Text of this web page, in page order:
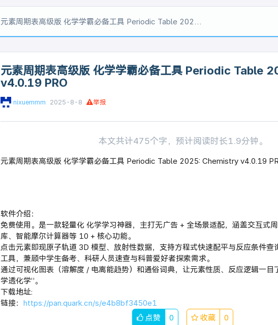
元素周期表高级版 化学学霸必备工具 Periodic Table 2025: Chemistry v4.0.19 PRO
元素周期表高级版 化学学霸必备工具 Periodic Table
v4.0.19 PRO
nixuemmm 2025-8-8 举报
本文共计475个字，预计阅读时长1.9分钟。
元素周期表高级版 化学学霸必备工具 Periodic Table 2025:
软件介绍：
免费使用。是一款轻量化 化学学习神器，主打无广告 + 全场景适配，涵盖交互式
库、智能摩尔计算器等 10 + 核心功能。
点击元素即现原子轨道 3D 模型、放射性数据，支持方程式快速配平与反应条件查
工具，兼顾中学生备考、科研人员速查与科普爱好者探索需求。
通过可视化图表（溶解度 / 电离能趋势）和通俗词典，让元素性质、反应逻辑一目
学透化学”。
下载地址:
链接： https://pan.quark.cn/s/e4b8bf3450e1
点赞
0 收藏 0